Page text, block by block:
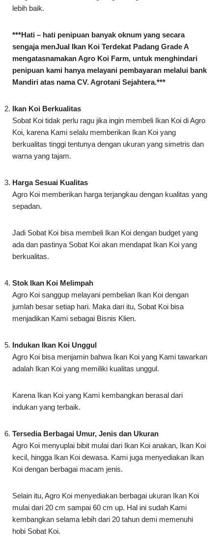
mengatasnamakan Agro Koi Farm, untuk menghindari
Ikan Koi Berkualitas
Sobat Koi tidak perlu ragu jika ingin membeli Ikan Koi di Agro
Koi, karena Kami selalu memberikan Ikan Koi yang
Harga Sesuai Kualitas
Agro Koi memberikan harga terjangkau dengan kualitas yang
Jadi Sobat Koi bisa membeli Ikan Koi dengan budget yang
ada dan pastinya Sobat Koi akan mendapat Ikan Koi yang
berkualitas.
Stok Ikan Koi Melimpah
Agro Koi sanggup melayani pembelian Ikan Koi dengan
jumlah besar setiap hari. Maka dari itu, Sobat Koi bisa
Indukan Ikan Koi Unggul
Agro Koi bisa menjamin bahwa Ikan Koi yang Kami tawarkan
adalah Ikan Koi yang memiliki kualitas unggul.
Karena Ikan Koi yang Kami kembangkan berasal dari
indukan yang terbaik.
Agro Koi menyuplai bibit mulai dari Ikan Koi anakan, Ikan Koi
kecil, hingga Ikan Koi dewasa. Kami juga menyediakan Ikan
Selain itu, Agro Koi menyediakan berbagai ukuran Ikan Koi
mulai dari 20 cm sampai 60 cm up. Hal ini sudah Kami
kembangkan selama lebih dari 20 tahun demi memenuhi
Cara Pemesanan Mudah
Sobat Koi tidak perlu bingung jika ingin memesan Ikan Koi,
karena Sobat Koi hanya perlu memencet tombol Hubungi